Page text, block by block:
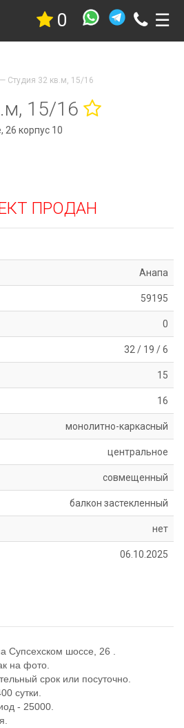
0 ☰
Студия 32 кв.м, 15/16
15/16
26 корпус 10
ПРОДАН
Анапа
59195
0
32 / 19 /6
15
16
монолитно-каркасный
центральное
совмещенный
балкон застекленный
нет
06.10.2025
Супсехском шоссе, 26 .
на фото.
срок или посуточно.
сутки.
- 25000.